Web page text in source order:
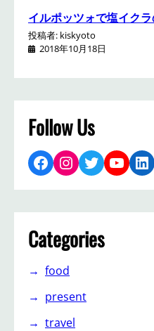
イルポッツォで塩イク
投稿者: kiskyoto
2018年10月18日
Follow Us
Facebook Instagram Twitter YouTube LinkedIn
Categories
food
present
travel